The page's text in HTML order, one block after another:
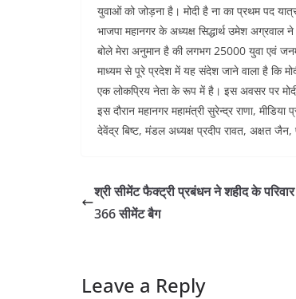
युवाओं को जोड़ना है। मोदी है ना का प्रथम पद
भाजपा महानगर के अध्यक्ष सिद्धार्थ उमेश अग्रवाल
बोले मेरा अनुमान है की लगभग 25000 युवा एवं
माध्यम से पूरे प्रदेश में यह संदेश जाने वाला है कि
एक लोकप्रिय नेता के रूप में है। इस अवसर पर मोदी
इस दौरान महानगर महामंत्री सुरेन्द्र राणा, मीडिया
देवेंद्र बिष्ट, मंडल अध्यक्ष प्रदीप रावत, अक्षत जैन,
श्री सीमेंट फैक्ट्री प्रबंधन ने शहीद के
366 सीमेंट बैग
Leave a Reply